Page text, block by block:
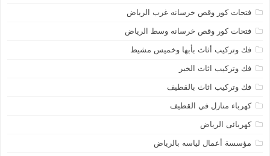
فتحات كور وقص خرسانه غرب الرياض
فتحات كور وقص خرسانه وسط الرياض
فك وتركيب أثاث بأبها وخميس مشيط
فك وتركيب اثاث الخبر
فك وتركيب اثاث بالقطيف
كهرباء منازل في القطيف
كهربائى الرياض
مؤسسة أعمال لياسه بالرياض